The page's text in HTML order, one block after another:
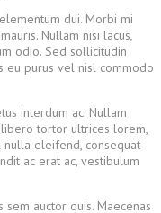
dui. Morbi mi
Nullam nisi lacus,
odio. Sed sollicitudin
eu purus vel nisl commodo
interdum ac. Nullam
tortor ultrices lorem,
eleifend, consequat
ac erat ac, vestibulum
auctor quis. Maecenas